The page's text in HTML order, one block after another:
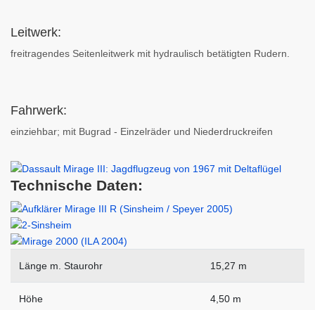
Leitwerk:
freitragendes Seitenleitwerk mit hydraulisch betätigten Rudern.
Fahrwerk:
einziehbar; mit Bugrad - Einzelräder und Niederdruckreifen
Technische Daten:
Länge m. Staurohr 15,27 m
Höhe 4,50 m